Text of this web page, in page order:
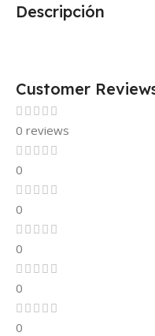
Descripción
Customer
0 reviews
0
0
0
0
0